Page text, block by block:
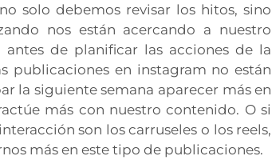
solo debemos revisar los hitos, sino
nos están acercando a nuestro
de planificar las acciones de la
publicaciones en instagram no están
la siguiente semana aparecer más en
más con nuestro contenido. O si
son los carruseles o los reels,
más en este tipo de publicaciones.